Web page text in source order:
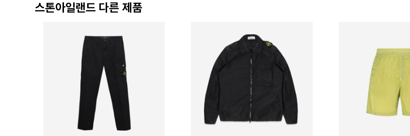
스톤아일랜드 다른 제품